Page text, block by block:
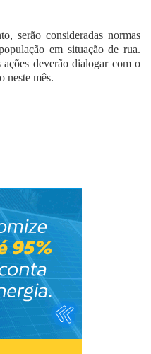
serão consideradas normas
em situação de rua.
deverão dialogar com o
neste mês.